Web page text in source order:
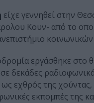
είχε γεννηθεί στην
Κουν- από το
εργάσθηκε
δεκάδες
ως εχθρός της
εκπομπές της